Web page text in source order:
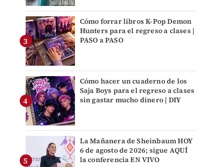
Cómo forrar libros K-Pop Demon
Hunters para el regreso a clases |
PASO a PASO
Cómo hacer un cuaderno de los
Saja Boys para el regreso a clases
sin gastar mucho dinero | DIY
La Mañanera de Sheinbaum HOY
6 de agosto de 2026; sigue AQUÍ
la conferencia EN VIVO